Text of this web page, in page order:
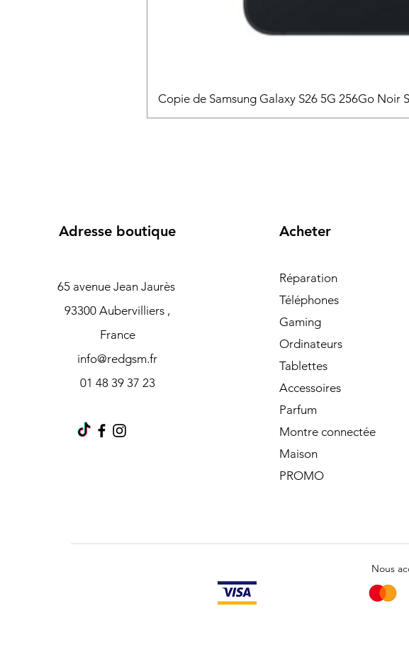
Copie de Samsung Galaxy S26 5G 256Go Noir
Adresse boutique
65 avenue Jean Jaurès
93300 Aubervilliers ,
France
info@redgsm.fr
01 48 39 37 23
Acheter
Réparation
Téléphones
Gaming
Ordinateurs
Tablettes
Accessoires
Parfum
Montre connectée
Maison
PROMO
Nous